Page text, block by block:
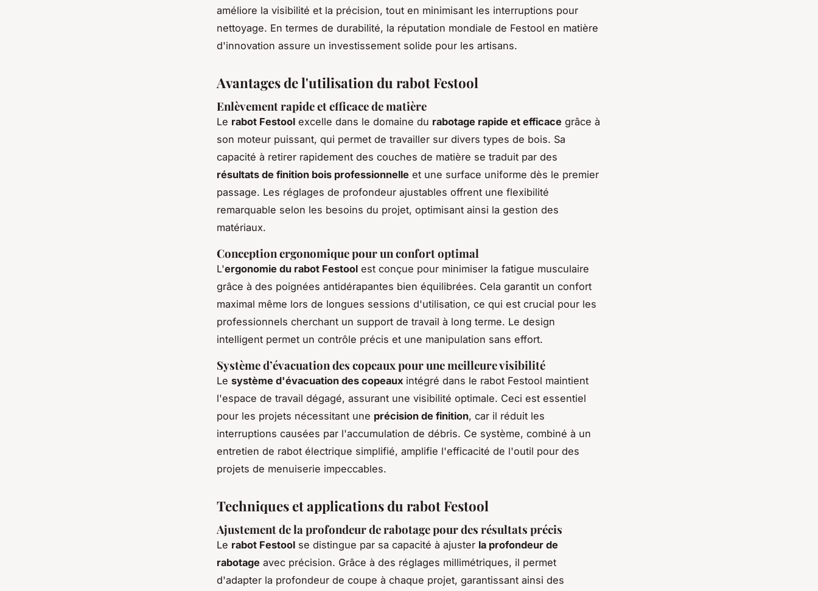
améliore la visibilité et la précision, tout en minimisant les interruptions pour
nettoyage. En termes de durabilité, la réputation mondiale de Festool en matière
d'innovation assure un investissement solide pour les artisans.
Avantages de l'utilisation du rabot Festool
Enlèvement rapide et efficace de matière
Le rabot Festool excelle dans le domaine du rabotage rapide et efficace grâce à
son moteur puissant, qui permet de travailler sur divers types de bois. Sa
capacité à retirer rapidement des couches de matière se traduit par des
résultats de finition bois professionnelle et une surface uniforme dès le premier
passage. Les réglages de profondeur ajustables offrent une flexibilité
remarquable selon les besoins du projet, optimisant ainsi la gestion des
matériaux.
Conception ergonomique pour un confort optimal
L'ergonomie du rabot Festool est conçue pour minimiser la fatigue musculaire
grâce à des poignées antidérapantes bien équilibrées. Cela garantit un confort
maximal même lors de longues sessions d'utilisation, ce qui est crucial pour les
professionnels cherchant un support de travail à long terme. Le design
intelligent permet un contrôle précis et une manipulation sans effort.
Système d’évacuation des copeaux pour une meilleure visibilité
Le système d'évacuation des copeaux intégré dans le rabot Festool maintient
l'espace de travail dégagé, assurant une visibilité optimale. Ceci est essentiel
pour les projets nécessitant une précision de finition, car il réduit les
interruptions causées par l'accumulation de débris. Ce système, combiné à un
entretien de rabot électrique simplifié, amplifie l'efficacité de l'outil pour des
projets de menuiserie impeccables.
Techniques et applications du rabot Festool
Ajustement de la profondeur de rabotage pour des résultats précis
Le rabot Festool se distingue par sa capacité à ajuster la profondeur de
rabotage avec précision. Grâce à des réglages millimétriques, il permet
d'adapter la profondeur de coupe à chaque projet, garantissant ainsi des